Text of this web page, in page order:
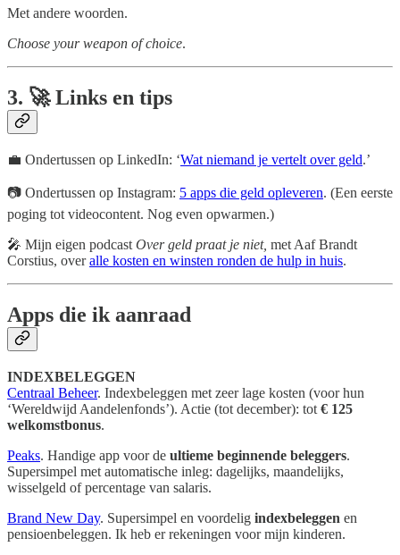
Met andere woorden.
Choose your weapon of choice.
3. 🚀 Links en tips
💼 Ondertussen op LinkedIn: ‘Wat niemand je vertelt over geld.’
📷 Ondertussen op Instagram: 5 apps die geld opleveren. (Een eerste
poging tot videocontent. Nog even opwarmen.)
🎤 Mijn eigen podcast Over geld praat je niet, met Aaf Brandt
Corstius, overalle kosten en winsten ronden de hulp in huis.
Apps die ik aanraad
INDEXBELEGGEN
Centraal Beheer. Indexbeleggen met zeer lage kosten (voor hun
‘Wereldwijd Aandelenfonds’). Actie (tot december): tot € 125
welkomstbonus.
Peaks. Handige app voor de ultieme beginnende beleggers.
Supersimpel met automatische inleg: dagelijks, maandelijks,
wisselgeld of percentage van salaris.
Brand New Day. Supersimpel en voordelig indexbeleggen en
pensioenbeleggen. Ik heb er rekeningen voor mijn kinderen.